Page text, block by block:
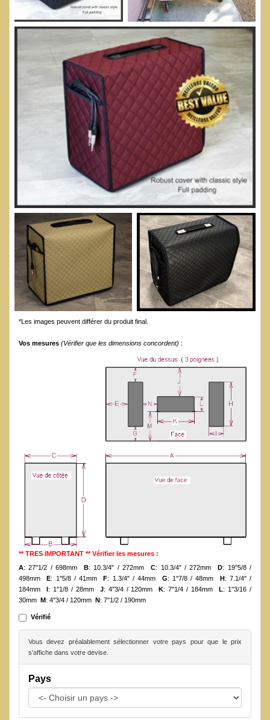
*Les images peuvent différer du produit final.
Vos mesures (Vérifier que les dimensions concordent) :
** TRES IMPORTANT ** Vérifier les mesures :
A: 27''1/2 / 698mmB: 10.3/4" / 272mmC: 10.3/4" / 272mmD: 19''5/8 /
498mmE: 1''5/8 / 41mmF: 1.3/4" / 44mm G: 1''7/8 / 48mm H: 7.1/4" /
184mm I: 1''1/8 / 28mm J: 4''3/4 / 120mmK: 7''1/4 / 184mmL: 1''3/16 /
30mm M: 4''3/4 / 120mm N: 7''1/2 / 190mm
Vérifié
Vous devez préalablement sélectionner votre pays pour que le prix
s'affiche dans votre devise.
Pays